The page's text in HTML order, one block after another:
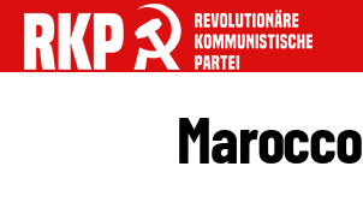
Marocco